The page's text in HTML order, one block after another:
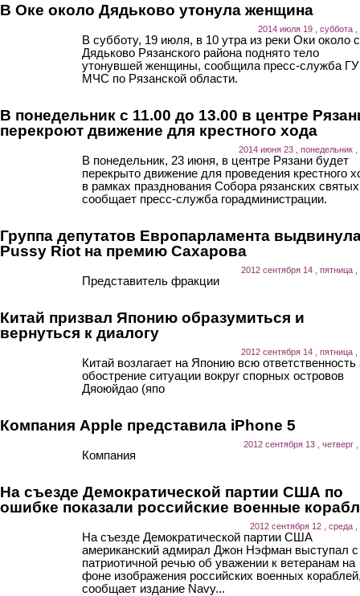
В Оке около Дядьково утонула женщина
2014 июля 19 , суббота ,
В субботу, 19 июля, в 10 утра из реки Оки около
Дядьково Рязанского района поднято тело
утонувшей женщины, сообщила пресс-служба ГУ
МЧС по Рязанской области.
В понедельник с 11.00 до 13.00 в центре
перекроют движение для крестного хода
2014 июня 23 , понедельник ,
В понедельник, 23 июня, в центре Рязани будет
перекрыто движение для проведения крестного
в рамках празднования Собора рязанских
сообщает пресс-служба горадминистрации.
Группа депутатов Европарламента
Pussy Riot на премию Сахарова
2012 сентября 14 , пятница ,
Представитель фракции
Китай призвал Японию образумиться и
вернуться к диалогу
2012 сентября 14 , пятница ,
Китай возлагает на Японию всю ответственность
обострение ситуации вокруг спорных островов
Дяоюйдао (япо
Компания Apple представила iPhone 5
2012 сентября 13 , четверг ,
Компания
На съезде Демократической партии США по
ошибке показали российские военные
2012 сентября 12 , среда ,
На съезде Демократической партии США
американский адмирал Джон Нэфман выступал с
патриотичной речью об уважении к ветеранам на
фоне изображения российских военных
сообщает издание Navy...